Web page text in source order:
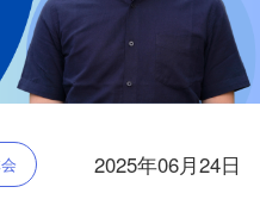
2025年06月24日